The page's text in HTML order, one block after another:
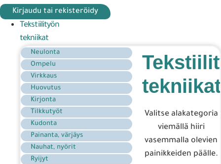
Kirjaudu tai rekisteröidy
Tekstiilityön
tekniikat
Neulonta
Ompelu
Virkkaus
Huovutus
Kirjonta
Tilkkutyöt
Kudonta
Painanta, värjäys
Nauhat, nyörit
Ryijyt
tekniikat
Valitse alakategoria
viemällä hiiri
vasemmalla olevien
painikkeiden päälle.